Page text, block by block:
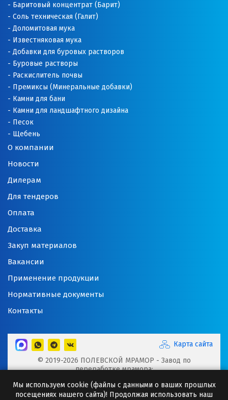
О компании
Новости
Дилерам
Для тендеров
Оплата
Доставка
Закуп материалов
Вакансии
Применение продукции
Нормативные документы
Контакты
Баритовый концентрат (Барит)
Соль техническая (Галит)
Доломитовая мука
Известняковая мука
Добавки для буровых растворов
Буровые растворы
Раскислитель почвы
Премиксы (Минеральные добавки)
Камни для бани
Камни для ландшафтного дизайна
Песок
Щебень
Карта сайта
© 2019-2026 ПОЛЕВСКОЙ МРАМОР - Завод по
переработке мрамора:
Минеральные порошки, Добавки для буровых растворов
Мы используем cookie (файлы с данными о ваших прошлых
посещениях нашего сайта)! Продолжая использовать наш